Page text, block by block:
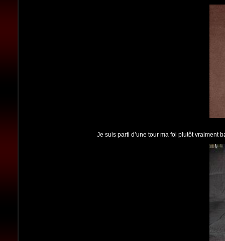
Je suis parti d’une tour ma foi plutôt vraiment